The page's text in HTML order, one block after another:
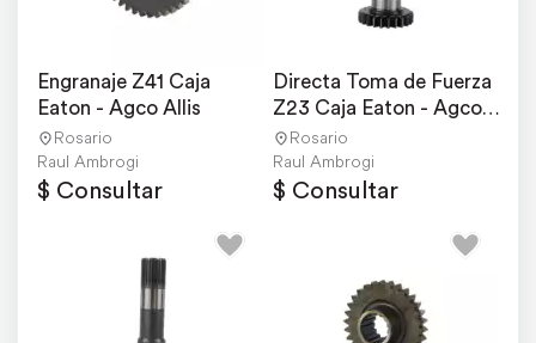
Engranaje Z41 Caja
Eaton - Agco Allis
Rosario
Raul Ambrogi
$ Consultar
Directa Toma de Fuerza
Z23 Caja Eaton - Agco
Allis - MF
Rosario
Raul Ambrogi
$ Consultar